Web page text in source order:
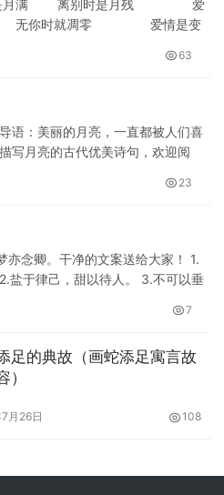
月满 离别时是月残 爱
无你时就凋零 爱情是变
63
：美丽的月亮，一直都被人们喜
写月亮的古代优美诗句，欢迎阅
23
亦念卿。干净的文案送给大家！ 1.
盐于律己，甜以待人。 3.不可以垂
7
足的典故（画蛇添足寓言故
）
月26日 108